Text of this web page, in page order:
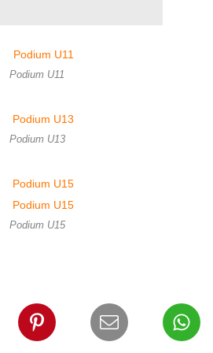
Podium U11
Podium U13
Podium U15